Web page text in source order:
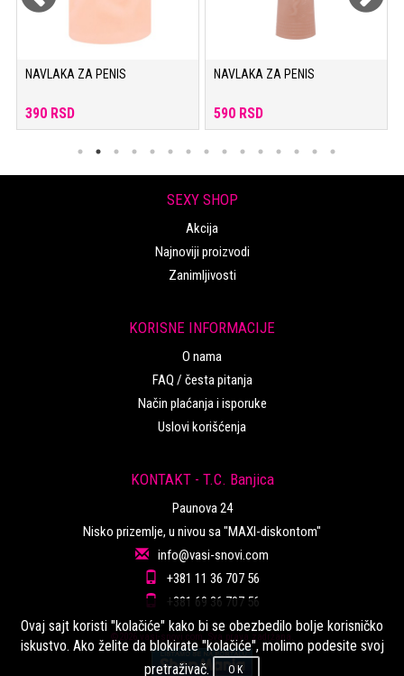
NAVLAKA ZA PENIS
390 RSD
NAVLAKA ZA PENIS
590 RSD
SEXY SHOP
Akcija
Najnoviji proizvodi
Zanimljivosti
KORISNE INFORMACIJE
O nama
FAQ / česta pitanja
Način plaćanja i isporuke
Uslovi korišćenja
KONTAKT - T.C. Banjica
Paunova 24
Nisko prizemlje, u nivou sa "MAXI-diskontom"
info@vasi-snovi.com
+381 11 36 707 56
+381 69 36 707 56
©2026.vasi-snovi.com. Sva prava zadržana.
Ovaj sajt koristi "kolačiće" kako bi se obezbedilo bolje korisničko
iskustvo. Ako želite da blokirate "kolačiće", molimo podesite svoj
pretraživač.
OK